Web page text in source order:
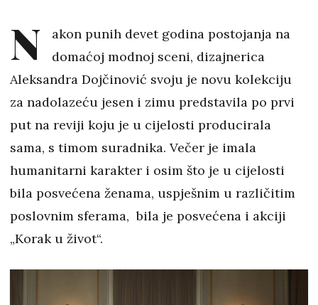
N
akon punih devet godina postojanja na
domaćoj modnoj sceni, dizajnerica
Aleksandra Dojčinović svoju je novu kolekciju
za nadolazeću jesen i zimu predstavila po prvi
put na reviji koju je u cijelosti producirala
sama, s timom suradnika. Večer je imala
humanitarni karakter i osim što je u cijelosti
bila posvećena ženama, uspješnim u različitim
poslovnim sferama, bila je posvećena i akciji
„Korak u život“.